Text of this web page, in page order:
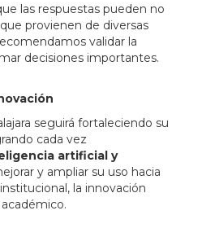
las respuestas pueden no
provienen de diversas
validar la
decisiones importantes.
seguirá fortaleciendo su
cada vez
artificial y
y ampliar su uso hacia
la innovación